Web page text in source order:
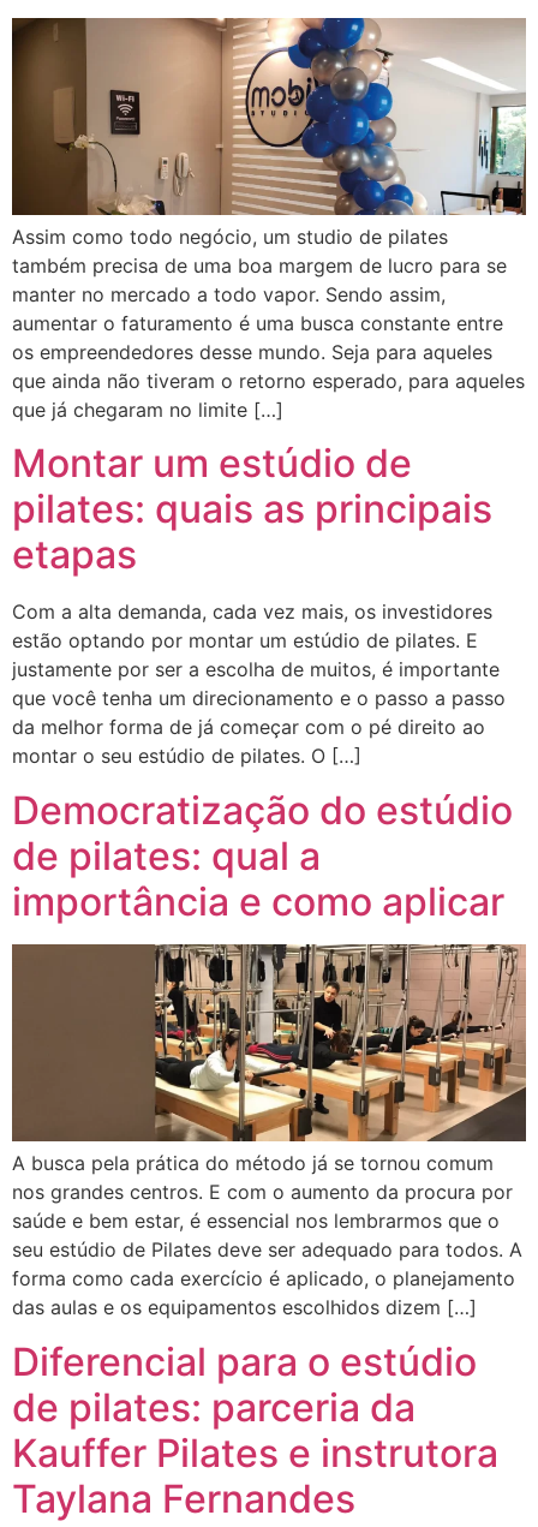
Assim como todo negócio, um studio de pilates
também precisa de uma boa margem de lucro para se
manter no mercado a todo vapor. Sendo assim,
aumentar o faturamento é uma busca constante entre
os empreendedores desse mundo. Seja para aqueles
que ainda não tiveram o retorno esperado, para aqueles
que já chegaram no limite […]
Montar um estúdio de
pilates: quais as principais
etapas
Com a alta demanda, cada vez mais, os investidores
estão optando por montar um estúdio de pilates. E
justamente por ser a escolha de muitos, é importante
que você tenha um direcionamento e o passo a passo
da melhor forma de já começar com o pé direito ao
montar o seu estúdio de pilates. O […]
Democratização do estúdio
de pilates: qual a
importância e como aplicar
A busca pela prática do método já se tornou comum
nos grandes centros. E com o aumento da procura por
saúde e bem estar, é essencial nos lembrarmos que o
seu estúdio de Pilates deve ser adequado para todos. A
forma como cada exercício é aplicado, o planejamento
das aulas e os equipamentos escolhidos dizem […]
Diferencial para o estúdio
de pilates: parceria da
Kauffer Pilates e instrutora
Taylana Fernandes